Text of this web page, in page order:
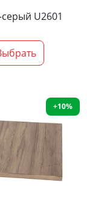
U2601
+10%